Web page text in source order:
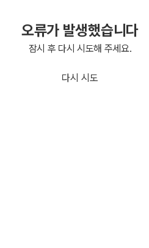
오류가 발생했습니다
잠시 후 다시 시도해 주세요.
다시 시도